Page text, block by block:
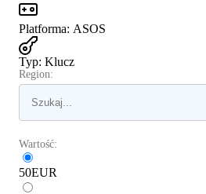
Platforma: ASOS
Typ: Klucz
Region:
Wartość:
50EUR